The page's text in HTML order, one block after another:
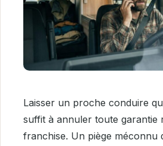
Laisser un proche conduire
suffit à annuler toute garantie
franchise. Un piège méconnu